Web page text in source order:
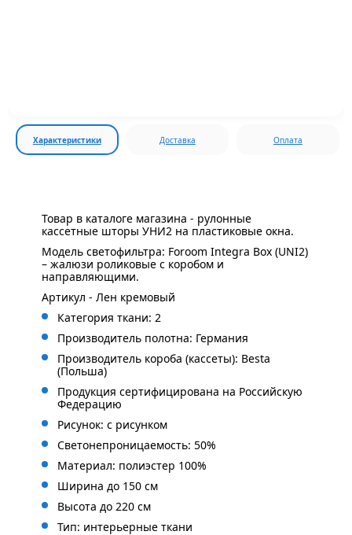
Характеристики Доставка Оплата
Товар в каталоге магазина - рулонные
кассетные шторы УНИ2 на пластиковые окна.
Модель светофильтра: Foroom Integra Box (UNI2)
– жалюзи роликовые с коробом и
направляющими.
Артикул - Лен кремовый
Категория ткани: 2
Производитель полотна: Германия
Производитель короба (кассеты): Besta
(Польша)
Продукция сертифицирована на Российскую
Федерацию
Рисунок: с рисунком
Светонепроницаемость: 50%
Материал: полиэстер 100%
Ширина до 150 см
Высота до 220 см
Тип: интерьерные ткани